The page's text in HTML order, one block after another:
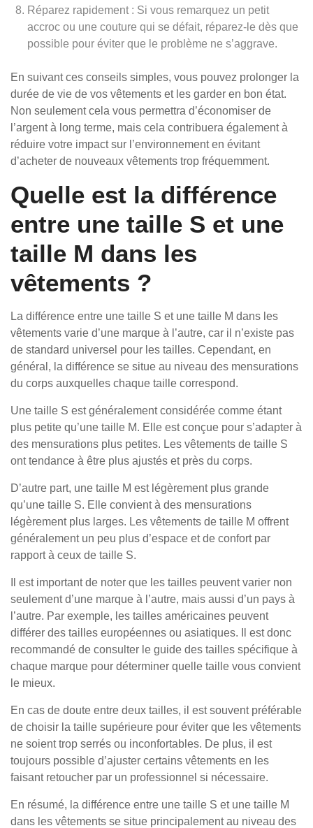
Réparez rapidement : Si vous remarquez un petit
accroc ou une couture qui se défait, réparez-le dès que
possible pour éviter que le problème ne s’aggrave.
En suivant ces conseils simples, vous pouvez prolonger la
durée de vie de vos vêtements et les garder en bon état.
Non seulement cela vous permettra d’économiser de
l’argent à long terme, mais cela contribuera également à
réduire votre impact sur l’environnement en évitant
d’acheter de nouveaux vêtements trop fréquemment.
Quelle est la différence
entre une taille S et une
taille M dans les
vêtements ?
La différence entre une taille S et une taille M dans les
vêtements varie d’une marque à l’autre, car il n’existe pas
de standard universel pour les tailles. Cependant, en
général, la différence se situe au niveau des mensurations
du corps auxquelles chaque taille correspond.
Une taille S est généralement considérée comme étant
plus petite qu’une taille M. Elle est conçue pour s’adapter à
des mensurations plus petites. Les vêtements de taille S
ont tendance à être plus ajustés et près du corps.
D’autre part, une taille M est légèrement plus grande
qu’une taille S. Elle convient à des mensurations
légèrement plus larges. Les vêtements de taille M offrent
généralement un peu plus d’espace et de confort par
rapport à ceux de taille S.
Il est important de noter que les tailles peuvent varier non
seulement d’une marque à l’autre, mais aussi d’un pays à
l’autre. Par exemple, les tailles américaines peuvent
différer des tailles européennes ou asiatiques. Il est donc
recommandé de consulter le guide des tailles spécifique à
chaque marque pour déterminer quelle taille vous convient
le mieux.
En cas de doute entre deux tailles, il est souvent préférable
de choisir la taille supérieure pour éviter que les vêtements
ne soient trop serrés ou inconfortables. De plus, il est
toujours possible d’ajuster certains vêtements en les
faisant retoucher par un professionnel si nécessaire.
En résumé, la différence entre une taille S et une taille M
dans les vêtements se situe principalement au niveau des